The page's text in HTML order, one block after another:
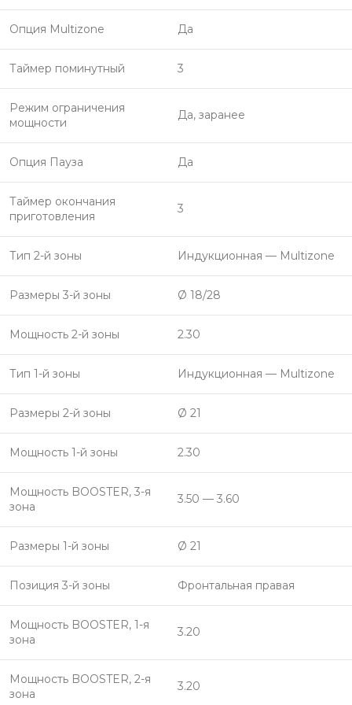
Опция Multizone Да
Таймер поминутный 3
Режим ограничения
мощности
Да, заранее
Опция Пауза Да
Таймер окончания
приготовления
3
Тип 2-й зоны Индукционная — Multizone
Размеры 3-й зоны Ø 18/28
Мощность 2-й зоны 2.30
Тип 1-й зоны Индукционная — Multizone
Размеры 2-й зоны Ø 21
Мощность 1-й зоны 2.30
Мощность BOOSTER, 3-я
зона
3.50 — 3.60
Размеры 1-й зоны Ø 21
Позиция 3-й зоны Фронтальная правая
Мощность BOOSTER, 1-я
зона
3.20
Мощность BOOSTER, 2-я
зона
3.20